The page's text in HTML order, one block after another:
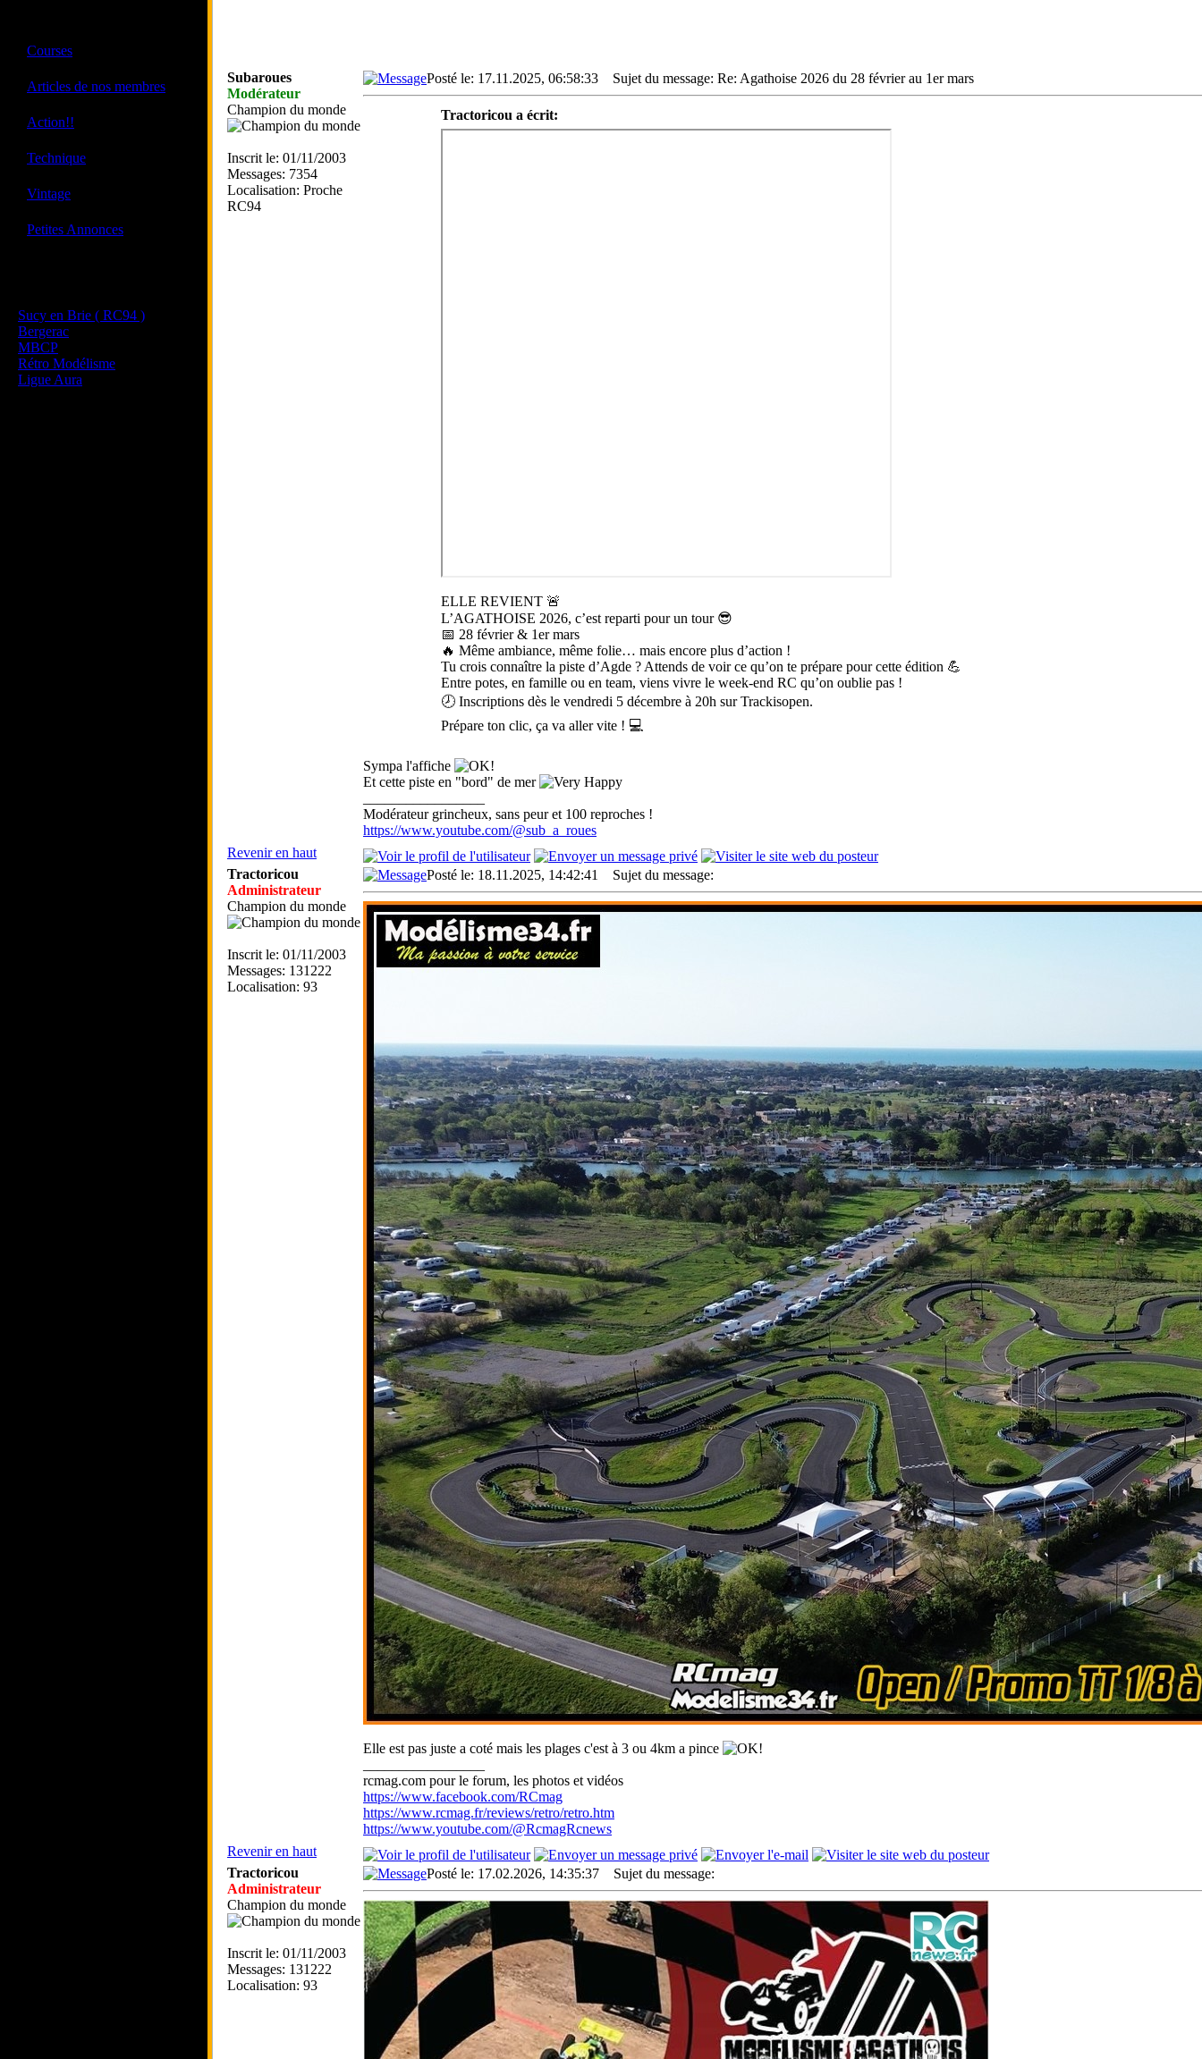
Courses
Articles de nos membres
Action!!
Technique
Vintage
Petites Annonces
Sucy en Brie ( RC94 )
Bergerac
MBCP
Rétro Modélisme
Ligue Aura
Subaroues
Modérateur
Champion du monde
Inscrit le: 01/11/2003
Messages: 7354
Localisation: Proche
RC94
Posté le: 17.11.2025, 06:58:33 Sujet du message: Re: Agathoise 2026 du 28 février au 1er mars
Tractoricou a écrit:
ELLE REVIENT 🚨
L’AGATHOISE 2026, c’est reparti pour un tour 😎
📅 28 février & 1er mars
🔥 Même ambiance, même folie… mais encore plus d’action !
Tu crois connaître la piste d’Agde ? Attends de voir ce qu’on te prépare pour cette édition 💪
Entre potes, en famille ou en team, viens vivre le week-end RC qu’on oublie pas !
🕗 Inscriptions dès le vendredi 5 décembre à 20h sur Trackisopen.
Prépare ton clic, ça va aller vite ! 💻
Sympa l'affiche
Et cette piste en "bord" de mer
Modérateur grincheux, sans peur et 100 reproches !
https://www.youtube.com/@sub_a_roues
Revenir en haut
Tractoricou
Administrateur
Champion du monde
Inscrit le: 01/11/2003
Messages: 131222
Localisation: 93
Posté le: 18.11.2025, 14:42:41 Sujet du message:
Elle est pas juste a coté mais les plages c'est à 3 ou 4km a pince
rcmag.com pour le forum, les photos et vidéos
https://www.facebook.com/RCmag
https://www.rcmag.fr/reviews/retro/retro.htm
https://www.youtube.com/@RcmagRcnews
Revenir en haut
Tractoricou
Administrateur
Champion du monde
Inscrit le: 01/11/2003
Messages: 131222
Localisation: 93
Posté le: 17.02.2026, 14:35:37 Sujet du message: